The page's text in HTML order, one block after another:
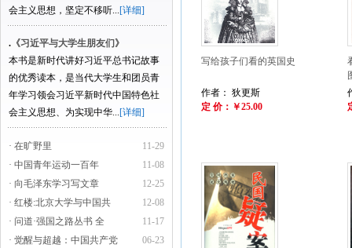
会主义思想，坚定不移听...[详细]
. 《习近平与大学生朋友们》
本书是新时代讲好习近平总书记故事
的优秀读本，是当代大学生和团员青
年学习领会习近平新时代中国特色社
会主义思想、为实现中华...[详细]
11-29
· 在旷野里
11-08
· 中国青年运动一百年
12-25
· 向毛泽东学习写文章
12-08
· 红楼:北京大学与中国共
11-17
· 问道·强国之路丛书 全
06-23
· 觉醒与超越：中国共产党
写给孩子们看的英国史
作者： 狄更斯
定 价：￥25.00